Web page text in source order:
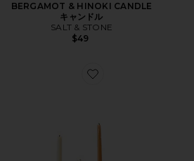
BERGAMOT & HINOKI CANDLE
キャンドル
SALT & STONE
$49
Favorite WEYLYN キャン